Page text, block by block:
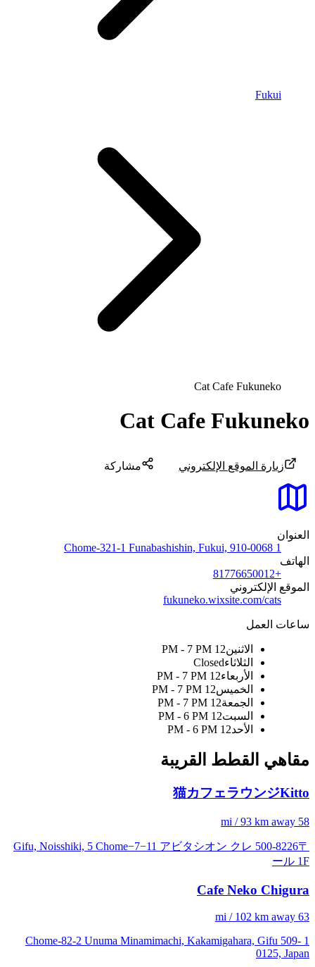
Fukui
Cat Cafe Fukuneko
Cat Cafe Fukuneko
زيارة الموقع الإلكتروني مشاركة
العنوان
1 Chome-321-1 Funabashishin, Fukui, 910-0068
الهاتف
+81776650012
الموقع الإلكتروني
fukuneko.wixsite.com/cats
ساعات العمل
الاثنين12 PM - 7 PM
الثلاثاءClosed
الأربعاء12 PM - 7 PM
الخميس12 PM - 7 PM
الجمعة12 PM - 7 PM
السبت12 PM - 6 PM
الأحد12 PM - 6 PM
مقاهي القطط القريبة
猫カフェラウンジKitto
58 mi / 93 km away
〒500-8226 Gifu, Noisshiki, 5 Chome−7−11 アビタシオン クレ
ール 1F
Cafe Neko Chigura
63 mi / 102 km away
1 Chome-82-2 Unuma Minamimachi, Kakamigahara, Gifu 509-
0125, Japan